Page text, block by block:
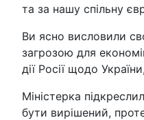
та за нашу спільну
Ви ясно висловили
загрозою для
дії Росії щодо
Міністерка
бути вирішений,